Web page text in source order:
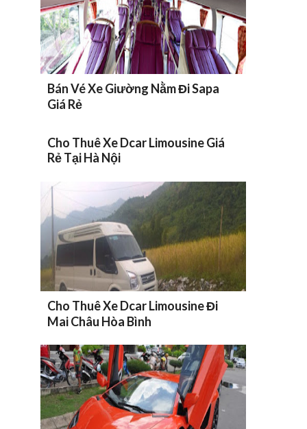
Bán Vé Xe Giường Nằm Đi Sapa
Giá Rẻ
Cho Thuê Xe Dcar Limousine Giá
Rẻ Tại Hà Nội
Cho Thuê Xe Dcar Limousine Đi
Mai Châu Hòa Bình